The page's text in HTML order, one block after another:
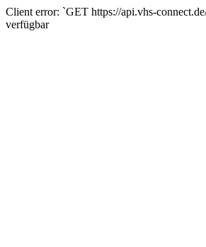
Client error: `GET https://api.vhs-
verfügbar